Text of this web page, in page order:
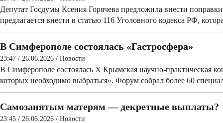
Депутат Госдумы Ксения Горячева предложила внести
предлагается внести в статью 116 Уголовного кодекса РФ,
В Симферополе состоялась «Гастросфера»
23:47 / 26.06.2026 / Новости
В Симферополе состоялась X Крымская научно-практическая
которых необходимо выбраться». Форум собрал более 60
Самозанятым матерям — декретные выплаты?
23:45 / 26.06.2026 / Новости